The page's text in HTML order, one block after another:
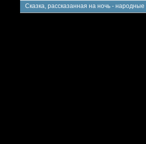
Сказка, рассказанная на ночь -